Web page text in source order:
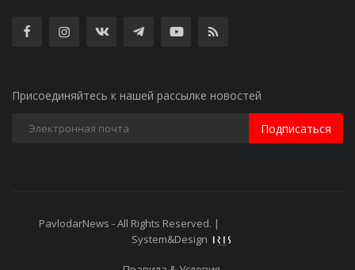
Присоединяйтесь к нашей рассылке новостей
Подписаться
PavlodarNews - All Rights Reserved. |
System&Design